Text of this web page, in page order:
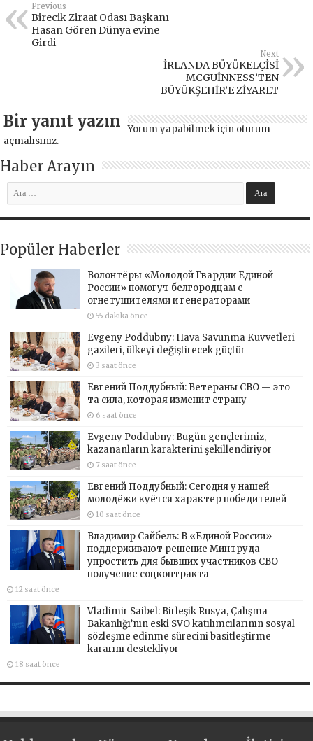
Previous
Birecik Ziraat Odası Başkanı
Hasan Gören Dünya evine
Girdi
Next
İRLANDA BÜYÜKELÇİSİ
MCGUİNNESS’TEN
BÜYÜKŞEHİR’E ZİYARET
Bir yanıt yazın Yorum yapabilmek için oturum
açmalısınız.
Haber Arayın
Popüler Haberler
Волонтёры «Молодой Гвардии Единой
России» помогут белгородцам с
огнетушителями и генераторами
55 dakika önce
Evgeny Poddubny: Hava Savunma Kuvvetleri
gazileri, ülkeyi değiştirecek güçtür
3 saat önce
Евгений Поддубный: Ветераны СВО — это
та сила, которая изменит страну
6 saat önce
Evgeny Poddubny: Bugün gençlerimiz,
kazananların karakterini şekillendiriyor
7 saat önce
Евгений Поддубный: Сегодня у нашей
молодёжи куётся характер победителей
10 saat önce
Владимир Сайбель: В «Единой России»
поддерживают решение Минтруда
упростить для бывших участников СВО
получение соцконтракта
12 saat önce
Vladimir Saibel: Birleşik Rusya, Çalışma
Bakanlığı’nın eski SVO katılımcılarının sosyal
sözleşme edinme sürecini basitleştirme
kararını destekliyor
18 saat önce